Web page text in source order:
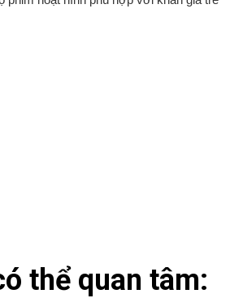
thể quan tâm: